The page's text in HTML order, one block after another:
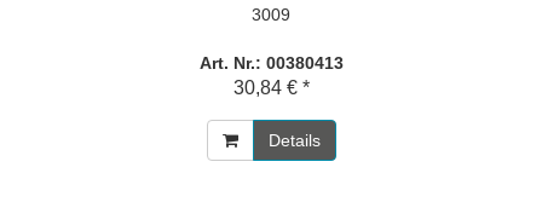
3009
Art. Nr.: 00380413
30,84 € *
Details